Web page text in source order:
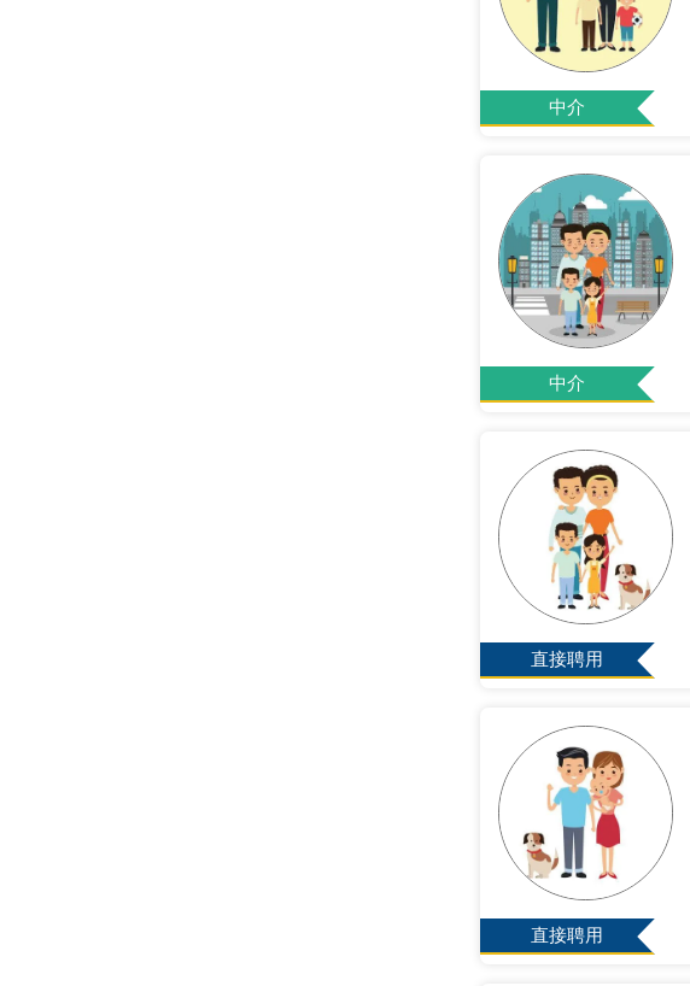
中介
中介
直接聘用
直接聘用